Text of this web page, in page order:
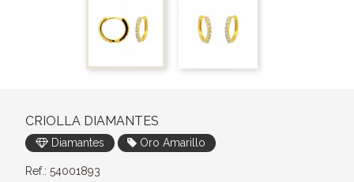
CRIOLLA DIAMANTES
Diamantes Oro Amarillo
Ref.: 54001893